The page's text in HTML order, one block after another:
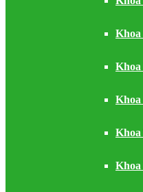
Khoa
Khoa
Khoa
Khoa